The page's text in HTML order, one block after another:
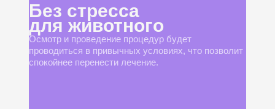
Без стресса
для животного
Осмотр и проведение процедур будет
проводиться в привычных условиях, что позволит
спокойнее перенести лечение.